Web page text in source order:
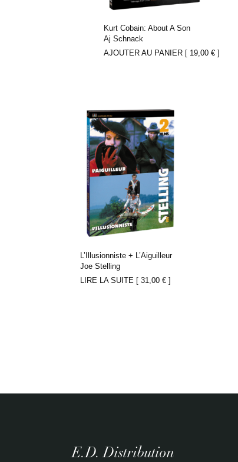
Kurt Cobain: About A Son
Aj Schnack
AJOUTER AU PANIER [ 19,00 € ]
L’Illusionniste + L’Aiguilleur
Joe Stelling
LIRE LA SUITE [ 31,00 € ]
E.D. Distribution